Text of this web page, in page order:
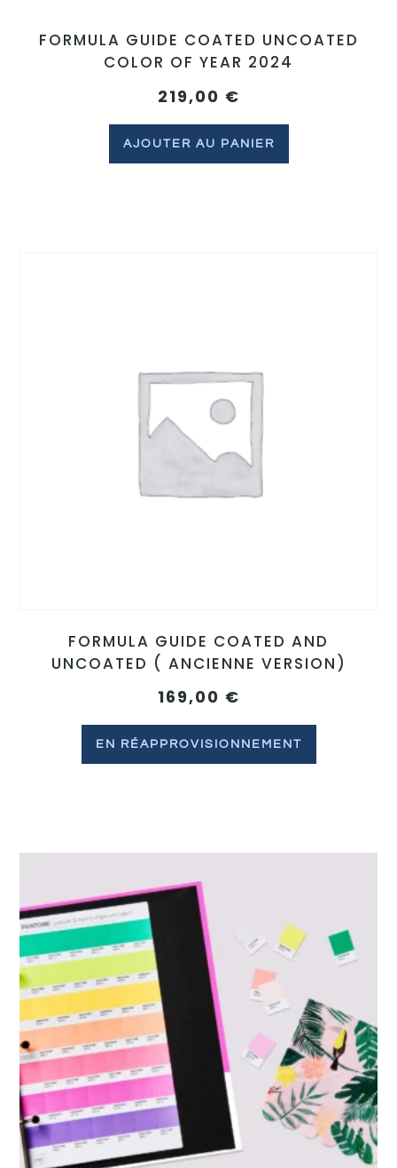
FORMULA GUIDE COATED UNCOATED
COLOR OF YEAR 2024
219,00 €
AJOUTER AU PANIER
FORMULA GUIDE COATED AND
UNCOATED ( ANCIENNE VERSION)
169,00 €
EN RÉAPPROVISIONNEMENT